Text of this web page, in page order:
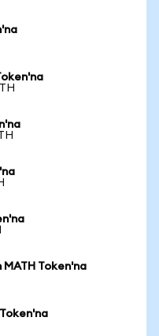
Token'na